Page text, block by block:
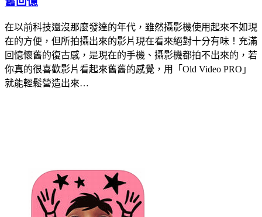
在以前科技還沒那麼發達的年代，雖然攝影機使用起來不如現
在的方便，但所拍攝出來的影片現在看來絕對十分有味！充滿
回憶懷舊的復古感，是現在的手機、攝影機都拍不出來的，若
你真的很喜歡影片看起來舊舊的感覺，用「Old Video PRO」
就能輕鬆營造出來…